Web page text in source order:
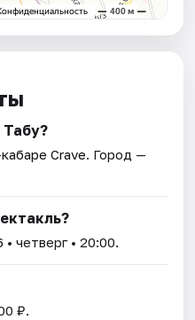
Табу?
Crave. Город —
• четверг • 20:00.
₽.